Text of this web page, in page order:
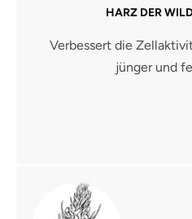
HARZ DER
Verbessert die
jünger und